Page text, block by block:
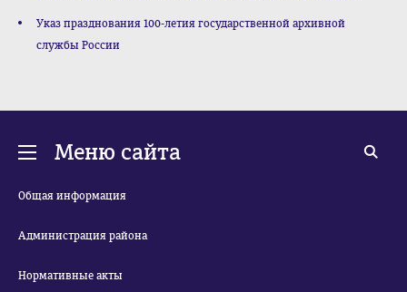
Указ празднования 100-летия государственной архивной
службы России
Меню сайта
Общая информация
Администрация района
Нормативные акты